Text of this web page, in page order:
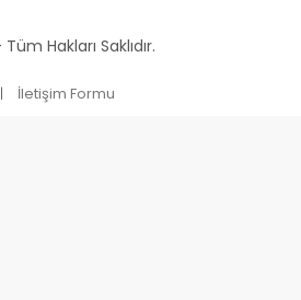
Hakları Saklıdır.
İletişim Formu